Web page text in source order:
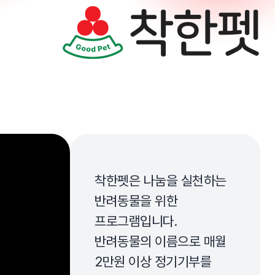
착한펫
착한펫은 나눔을 실천하는
반려동물을 위한
프로그램입니다.
반려동물의 이름으로 매월
2만원 이상 정기기부를